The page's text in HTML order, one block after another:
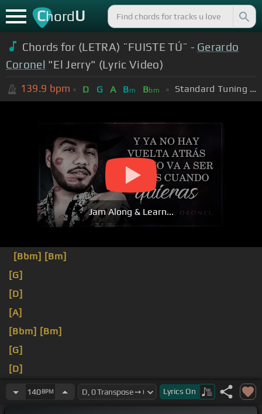
ChordU
Chords for (LETRA) ¨FUISTE TÚ¨ - Gerardo
Coronel "El Jerry" (Lyric Video)
139.9 bpm D G A Bm Bbm Standard Tuning (EADGBE)
Jam Along & Learn...
[Bbm] [Bm]
[G]
[D]
[A]
[Bbm] [Bm]
[G]
[D]
140BPM Lyrics On